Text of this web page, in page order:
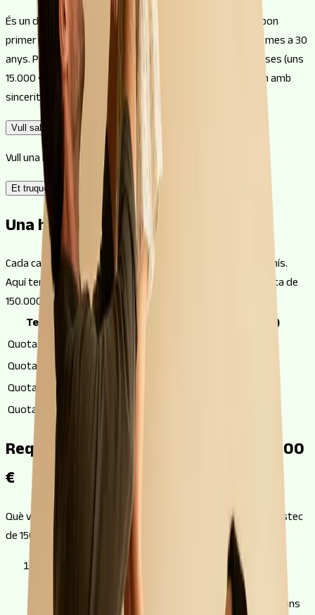
És un dels imports estrella: prou per a un pis ampli o un bon
primer habitatge, amb una quota que ronda els 593 € al mes a 30
anys. Pots arribar a finançar el 100% i, sumant les despeses (uns
15.000 €), tancar la compra. Estudiem el teu cas i et diem amb
sinceritat si encaixa.
Vull saber si puc aconseguir-la
Vull una hipoteca de 150.000 €!
Et truquem
Una hipoteca de 150k en quotes
Cada cas és particular, així que escriu-nos sense compromís.
Aquí tens alguns números orientatius per a la teva hipoteca de
150.000 euros.
Termini
GoHipoteca (TIN 2,5%)
Banc (TIN 3,5%)
Quota a 30 anys
593 €/mes
Quota a 20 anys
795 €/mes
Quota a 15 anys
1.000 €/mes
Quota a 10 anys
1.414 €/mes
Requisits per a una hipoteca de 150.000
€
Què valoren les entitats abans de donar llum verda a un préstec
de 150.000 €.
Tens 15.000 € a part (o vas a 100% + despeses)
compravenda d'un habitatge de 150.000 € arrossega uns